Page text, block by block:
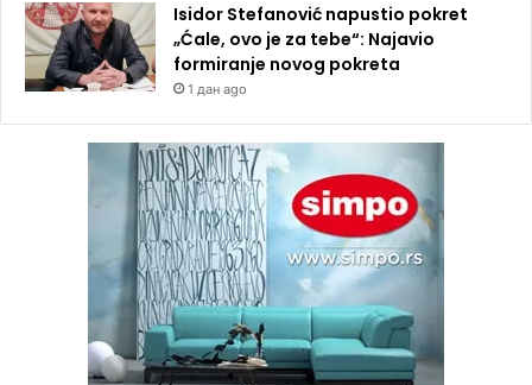
Isidor Stefanović napustio pokret
„Ćale, ovo je za tebe“: Najavio
formiranje novog pokreta
1 дан ago